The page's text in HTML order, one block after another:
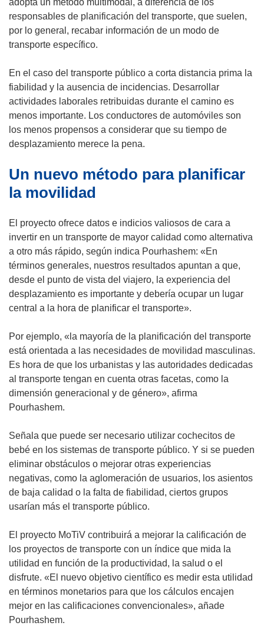
responsables de planificación del transporte, que suelen,
por lo general, recabar información de un modo de
transporte específico.
En el caso del transporte público a corta distancia prima la
fiabilidad y la ausencia de incidencias. Desarrollar
actividades laborales retribuidas durante el camino es
menos importante. Los conductores de automóviles son
los menos propensos a considerar que su tiempo de
desplazamiento merece la pena.
Un nuevo método para planificar
la movilidad
El proyecto ofrece datos e indicios valiosos de cara a
invertir en un transporte de mayor calidad como alternativa
a otro más rápido, según indica Pourhashem: «En
términos generales, nuestros resultados apuntan a que,
desde el punto de vista del viajero, la experiencia del
desplazamiento es importante y debería ocupar un lugar
central a la hora de planificar el transporte».
Por ejemplo, «la mayoría de la planificación del transporte
está orientada a las necesidades de movilidad masculinas.
Es hora de que los urbanistas y las autoridades dedicadas
al transporte tengan en cuenta otras facetas, como la
dimensión generacional y de género», afirma
Pourhashem.
Señala que puede ser necesario utilizar cochecitos de
bebé en los sistemas de transporte público. Y si se pueden
eliminar obstáculos o mejorar otras experiencias
negativas, como la aglomeración de usuarios, los asientos
de baja calidad o la falta de fiabilidad, ciertos grupos
usarían más el transporte público.
El proyecto MoTiV contribuirá a mejorar la calificación de
los proyectos de transporte con un índice que mida la
utilidad en función de la productividad, la salud o el
disfrute. «El nuevo objetivo científico es medir esta utilidad
en términos monetarios para que los cálculos encajen
mejor en las calificaciones convencionales», añade
Pourhashem.